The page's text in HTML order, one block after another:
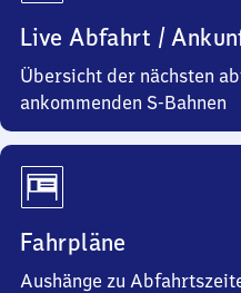
Live Abfahrt /
Übersicht der nächsten
ankommenden S-Bahnen
Fahrpläne
Aushänge zu